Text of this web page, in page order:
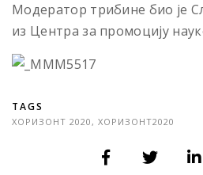
Модератор трибине био је
из Центра за промоцију
TAGS
ХОРИЗОНТ 2020 , ХОРИЗОНТ2020